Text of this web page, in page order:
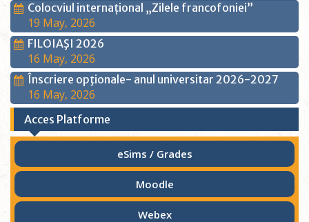
Colocviul internațional „Zilele francofoniei”
19 May, 2026
FILOIAŞI 2026
16 May, 2026
Înscriere opţionale- anul universitar 2026-2027
16 May, 2026
Acces Platforme
eSims / Grades
Moodle
Webex